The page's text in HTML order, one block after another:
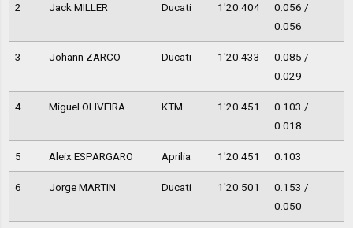
2 Jack MILLER Ducati 1'20.404
0.056 /
0.056
3 Johann ZARCO Ducati 1'20.433
0.085 /
0.029
4 Miguel OLIVEIRA KTM 1'20.451
0.103 /
0.018
5 Aleix ESPARGARO Aprilia 1'20.451 0.103
6 Jorge MARTIN Ducati 1'20.501
0.153 /
0.050